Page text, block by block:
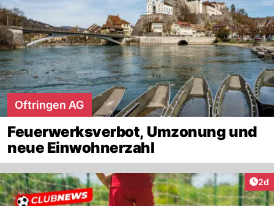
Oftringen AG
Feuerwerksverbot, Umzonung und
neue Einwohnerzahl
2d